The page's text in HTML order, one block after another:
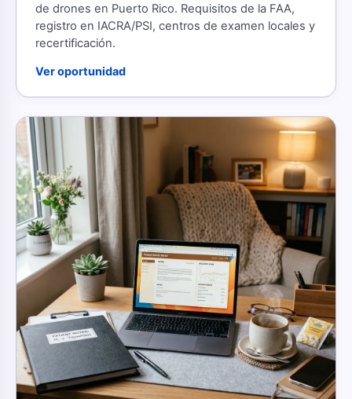
de drones en Puerto Rico. Requisitos de la FAA,
registro en IACRA/PSI, centros de examen locales y
recertificación.
Ver oportunidad